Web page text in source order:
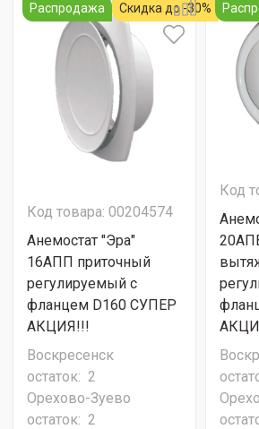
Распродажа Скидка до -30%
Код товара: 00204574
Анемостат "Эра"
16АПП приточный
регулируемый с
фланцем D160 СУПЕР
АКЦИЯ!!!
Воскресенск
остаток: 2
Орехово-Зуево
остаток: 2
Код